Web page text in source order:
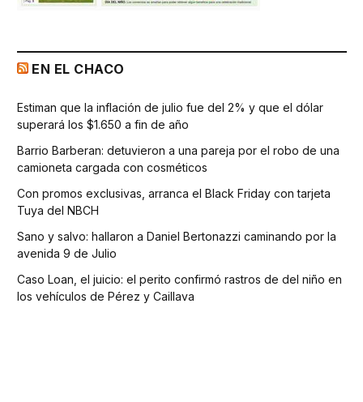
EN EL CHACO
Estiman que la inflación de julio fue del 2% y que el dólar
superará los $1.650 a fin de año
Barrio Barberan: detuvieron a una pareja por el robo de una
camioneta cargada con cosméticos
Con promos exclusivas, arranca el Black Friday con tarjeta
Tuya del NBCH
Sano y salvo: hallaron a Daniel Bertonazzi caminando por la
avenida 9 de Julio
Caso Loan, el juicio: el perito confirmó rastros de del niño en
los vehículos de Pérez y Caillava